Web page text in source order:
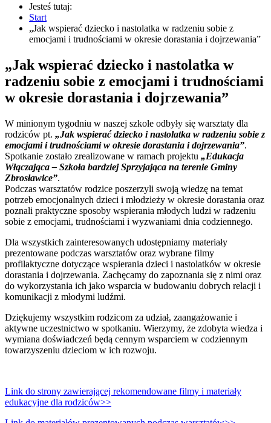
Jesteś tutaj:
Start
„Jak wspierać dziecko i nastolatka w radzeniu sobie z
emocjami i trudnościami w okresie dorastania i dojrzewania”
„Jak wspierać dziecko i nastolatka w
radzeniu sobie z emocjami i trudnościami
w okresie dorastania i dojrzewania”
W minionym tygodniu w naszej szkole odbyły się warsztaty dla
rodziców pt. „Jak wspierać dziecko i nastolatka w radzeniu sobie z
emocjami i trudnościami w okresie dorastania i dojrzewania”.
Spotkanie zostało zrealizowane w ramach projektu „Edukacja
Włączająca – Szkoła bardziej Sprzyjająca na terenie Gminy
Zbrosławice”.
Podczas warsztatów rodzice poszerzyli swoją wiedzę na temat
potrzeb emocjonalnych dzieci i młodzieży w okresie dorastania oraz
poznali praktyczne sposoby wspierania młodych ludzi w radzeniu
sobie z emocjami, trudnościami i wyzwaniami dnia codziennego.
Dla wszystkich zainteresowanych udostępniamy materiały
prezentowane podczas warsztatów oraz wybrane filmy
profilaktyczne dotyczące wspierania dzieci i nastolatków w okresie
dorastania i dojrzewania. Zachęcamy do zapoznania się z nimi oraz
do wykorzystania ich jako wsparcia w budowaniu dobrych relacji i
komunikacji z młodymi ludźmi.
Dziękujemy wszystkim rodzicom za udział, zaangażowanie i
aktywne uczestnictwo w spotkaniu. Wierzymy, że zdobyta wiedza i
wymiana doświadczeń będą cennym wsparciem w codziennym
towarzyszeniu dzieciom w ich rozwoju.
Link do strony zawierającej rekomendowane filmy i materiały
edukacyjne dla rodziców>>